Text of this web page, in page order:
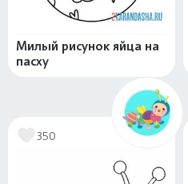
Милый рисунок яйца на
пасху
350